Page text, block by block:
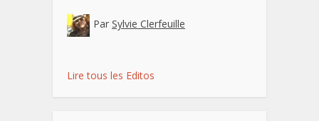
Par Sylvie Clerfeuille
Lire tous les Editos